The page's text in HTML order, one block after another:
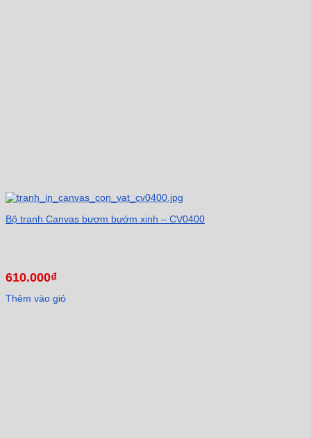
Bộ tranh Canvas bươm bướm xinh – CV0400
610.000₫
Thêm vào giỏ